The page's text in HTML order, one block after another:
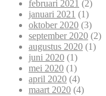
februari 2021 (2)
januari 2021 (1)
oktober 2020 (3)
september 2020 (2)
augustus 2020 (1)
juni 2020 (1)
mei 2020 (1)
april 2020 (4)
maart 2020 (4)